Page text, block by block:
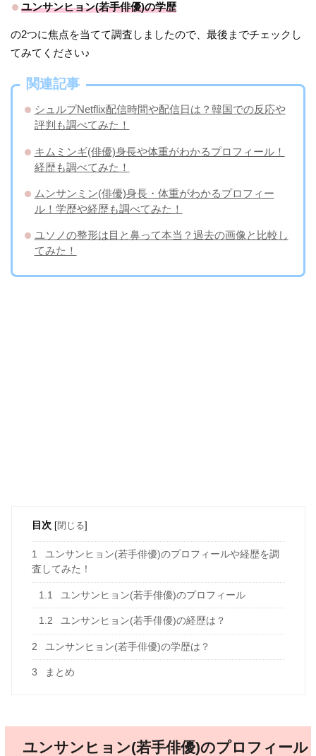
ユンサンヒョン(若手俳優)の学歴
の2つに焦点を当てて調査しましたので、最後までチェックし
てみてください♪
関連記事
シュルプNetflix配信時間や配信日は？韓国での反応や
評判も調べてみた！
キムミンギ(俳優)身長や体重がわかるプロフィール！
経歴も調べてみた！
ムンサンミン(俳優)身長・体重がわかるプロフィー
ル！学歴や経歴も調べてみた！
ユソノの整形は目と鼻って本当？過去の画像と比較し
てみた！
目次 [閉じる]
1
ユンサンヒョン(若手俳優)のプロフィールや経歴を調
査してみた！
1.1 ユンサンヒョン(若手俳優)のプロフィール
1.2 ユンサンヒョン(若手俳優)の経歴は？
2 ユンサンヒョン(若手俳優)の学歴は？
3 まとめ
ユンサンヒョン(若手俳優)のプロフィール